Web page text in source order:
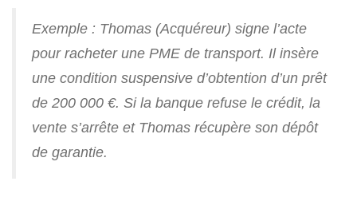
Exemple : Thomas (Acquéreur) signe l’acte
pour racheter une PME de transport. Il insère
une condition suspensive d’obtention d’un prêt
de 200 000 €. Si la banque refuse le crédit, la
vente s’arrête et Thomas récupère son dépôt
de garantie.